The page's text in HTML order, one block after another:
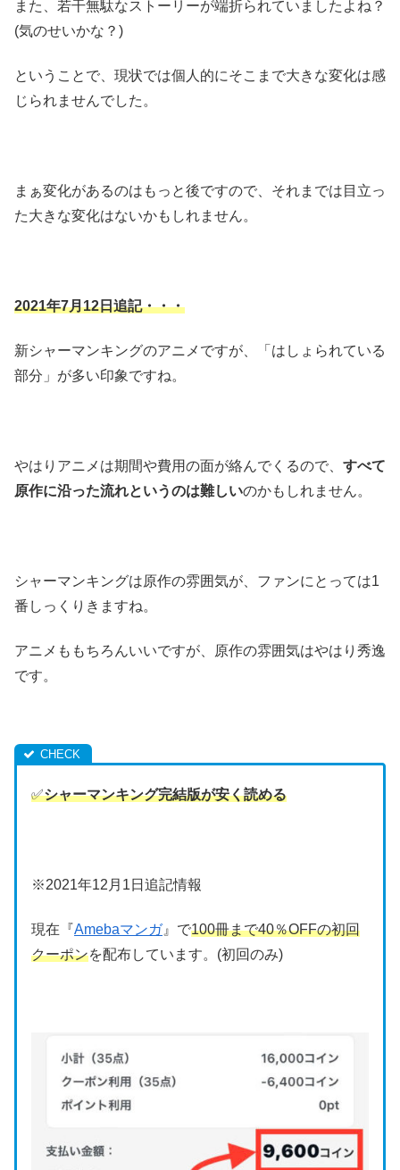
また、若干無駄なストーリーが端折られていましたよね？
(気のせいかな？)
ということで、現状では個人的にそこまで大きな変化は感
じられませんでした。
まぁ変化があるのはもっと後ですので、それまでは目立っ
た大きな変化はないかもしれません。
2021年7月12日追記・・・
新シャーマンキングのアニメですが、「はしょられている
部分」が多い印象ですね。
やはりアニメは期間や費用の面が絡んでくるので、 すべて
原作に沿った流れというのは難しいのかもしれません。
シャーマンキングは原作の雰囲気が、ファンにとっては1
番しっくりきますね。
アニメももちろんいいですが、原作の雰囲気はやはり秀逸
です。
✅シャーマンキング完結版が安く読める
※2021年12月1日追記情報
現在『Amebaマンガ』で100冊まで40％OFFの初回
クーポンを配布しています。(初回のみ)